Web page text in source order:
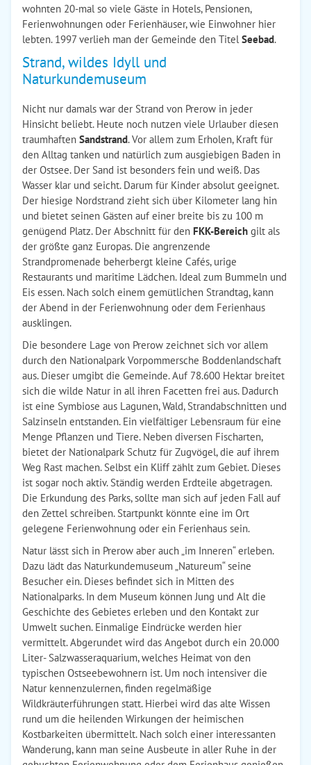
wohnten 20-mal so viele Gäste in Hotels, Pensionen,
Ferienwohnungen oder Ferienhäuser, wie Einwohner hier
lebten. 1997 verlieh man der Gemeinde den TitelSeebad.
Strand, wildes Idyll und
Naturkundemuseum
Nicht nur damals war der Strand von Prerow in jeder
Hinsicht beliebt. Heute noch nutzen viele Urlauber diesen
traumhaften Sandstrand. Vor allem zum Erholen, Kraft für
den Alltag tanken und natürlich zum ausgiebigen Baden in
der Ostsee. Der Sand ist besonders fein und weiß. Das
Wasser klar und seicht. Darum für Kinder absolut geeignet.
Der hiesige Nordstrand zieht sich über Kilometer lang hin
und bietet seinen Gästen auf einer breite bis zu 100 m
genügend Platz. Der Abschnitt für den FKK-Bereich gilt als
der größte ganz Europas. Die angrenzende
Strandpromenade beherbergt kleine Cafés, urige
Restaurants und maritime Lädchen. Ideal zum Bummeln und
Eis essen. Nach solch einem gemütlichen Strandtag, kann
der Abend in der Ferienwohnung oder dem Ferienhaus
ausklingen.
Die besondere Lage von Prerow zeichnet sich vor allem
durch den Nationalpark Vorpommersche Boddenlandschaft
aus. Dieser umgibt die Gemeinde. Auf 78.600 Hektar breitet
sich die wilde Natur in all ihren Facetten frei aus. Dadurch
ist eine Symbiose aus Lagunen, Wald, Strandabschnitten und
Salzinseln entstanden. Ein vielfältiger Lebensraum für eine
Menge Pflanzen und Tiere. Neben diversen Fischarten,
bietet der Nationalpark Schutz für Zugvögel, die auf ihrem
Weg Rast machen. Selbst ein Kliff zählt zum Gebiet. Dieses
ist sogar noch aktiv. Ständig werden Erdteile abgetragen.
Die Erkundung des Parks, sollte man sich auf jeden Fall auf
den Zettel schreiben. Startpunkt könnte eine im Ort
gelegene Ferienwohnung oder ein Ferienhaus sein.
Natur lässt sich in Prerow aber auch „im Inneren“ erleben.
Dazu lädt das Naturkundemuseum „Natureum“ seine
Besucher ein. Dieses befindet sich in Mitten des
Nationalparks. In dem Museum können Jung und Alt die
Geschichte des Gebietes erleben und den Kontakt zur
Umwelt suchen. Einmalige Eindrücke werden hier
vermittelt. Abgerundet wird das Angebot durch ein 20.000
Liter- Salzwasseraquarium, welches Heimat von den
typischen Ostseebewohnern ist. Um noch intensiver die
Natur kennenzulernen, finden regelmäßige
Wildkräuterführungen statt. Hierbei wird das alte Wissen
rund um die heilenden Wirkungen der heimischen
Kostbarkeiten übermittelt. Nach solch einer interessanten
Wanderung, kann man seine Ausbeute in aller Ruhe in der